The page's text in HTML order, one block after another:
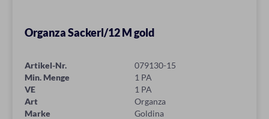
Organza Sackerl/12 M gold
Artikel-Nr.
079130-15
Min. Menge
1 PA
VE
1 PA
Art
Organza
Marke
Goldina